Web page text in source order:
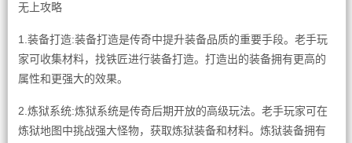
无上攻略
1.装备打造:装备打造是传奇中提升装备品质的重要手段。老手玩
家可收集材料，找铁匠进行装备打造。打造出的装备拥有更高的
属性和更强大的效果。
2.炼狱系统:炼狱系统是传奇后期开放的高级玩法。老手玩家可在
炼狱地图中挑战强大怪物，获取炼狱装备和材料。炼狱装备拥有